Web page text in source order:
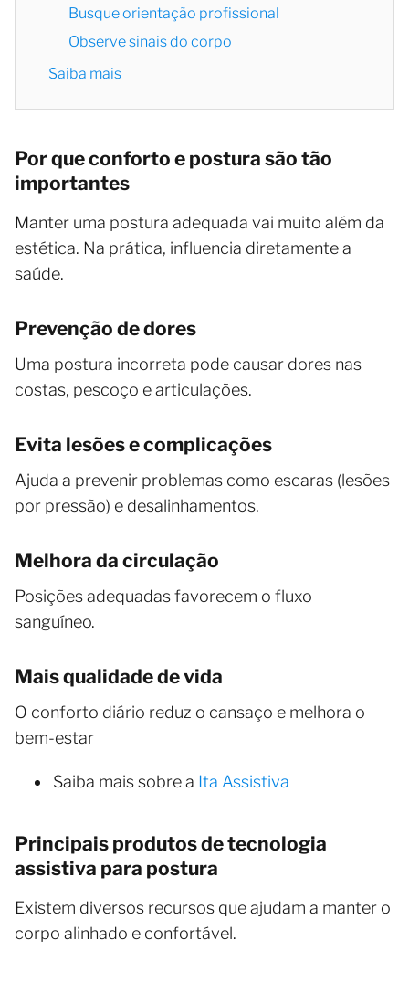
Busque orientação profissional
Observe sinais do corpo
Saiba mais
Por que conforto e postura são tão
importantes
Manter uma postura adequada vai muito além da
estética. Na prática, influencia diretamente a
saúde.
Prevenção de dores
Uma postura incorreta pode causar dores nas
costas, pescoço e articulações.
Evita lesões e complicações
Ajuda a prevenir problemas como escaras (lesões
por pressão) e desalinhamentos.
Melhora da circulação
Posições adequadas favorecem o fluxo
sanguíneo.
Mais qualidade de vida
O conforto diário reduz o cansaço e melhora o
bem-estar
Saiba mais sobre a Ita Assistiva
Principais produtos de tecnologia
assistiva para postura
Existem diversos recursos que ajudam a manter o
corpo alinhado e confortável.